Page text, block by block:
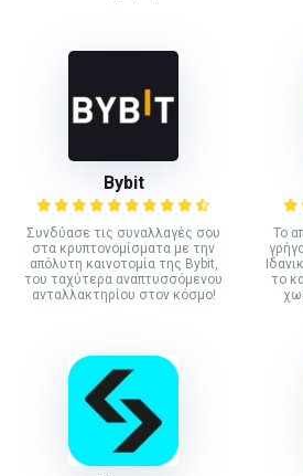
Bybit
Συνδύασε τις συναλλαγές σου
στα κρυπτονομίσματα με την
απόλυτη καινοτομία της Bybit,
του ταχύτερα αναπτυσσόμενου
ανταλλακτηρίου στον κόσμο!
Το
το